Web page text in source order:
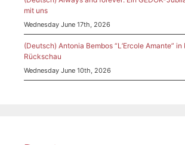
mit uns
Wednesday June 17th, 2026
(Deutsch) Antonia Bembos “L’Ercole Amante” in
Rückschau
Wednesday June 10th, 2026